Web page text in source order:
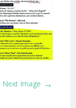
Next Image →